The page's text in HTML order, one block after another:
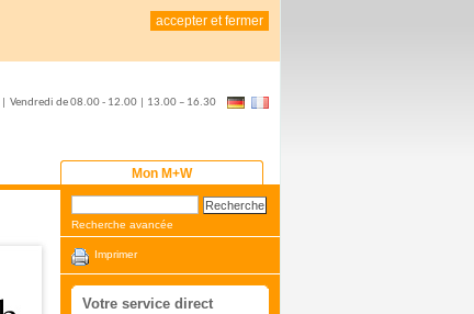
accepter et fermer
Vendredi de08.00 - 12.00 | 13.00 – 16.30
Mon M+W
Recherche avancée
Imprimer
Votre service direct